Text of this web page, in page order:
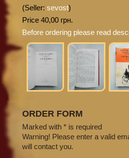
(Seller: sevost)
Price 40,00 грн.
Before ordering please read
ORDER FORM
Marked with * is required
Warning! Please enter a valid
will contact you.